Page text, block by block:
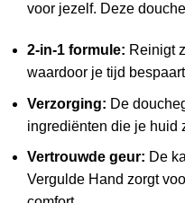
voor jezelf. Deze
2-in-1 formule: Reinigt
waardoor je tijd
Verzorging: De
ingrediënten die je huid
Vertrouwde geur: De
Vergulde Hand zorgt